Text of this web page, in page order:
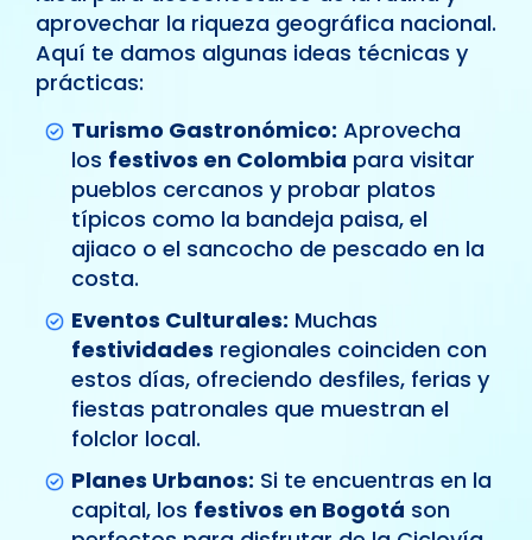
aprovechar la riqueza geográfica nacional.
Aquí te damos algunas ideas técnicas y
prácticas:
Turismo Gastronómico: Aprovecha
los festivos en Colombia para visitar
pueblos cercanos y probar platos
típicos como la bandeja paisa, el
ajiaco o el sancocho de pescado en la
costa.
Eventos Culturales: Muchas
festividades regionales coinciden con
estos días, ofreciendo desfiles, ferias y
fiestas patronales que muestran el
folclor local.
Planes Urbanos: Si te encuentras en la
capital, los festivos en Bogotá son